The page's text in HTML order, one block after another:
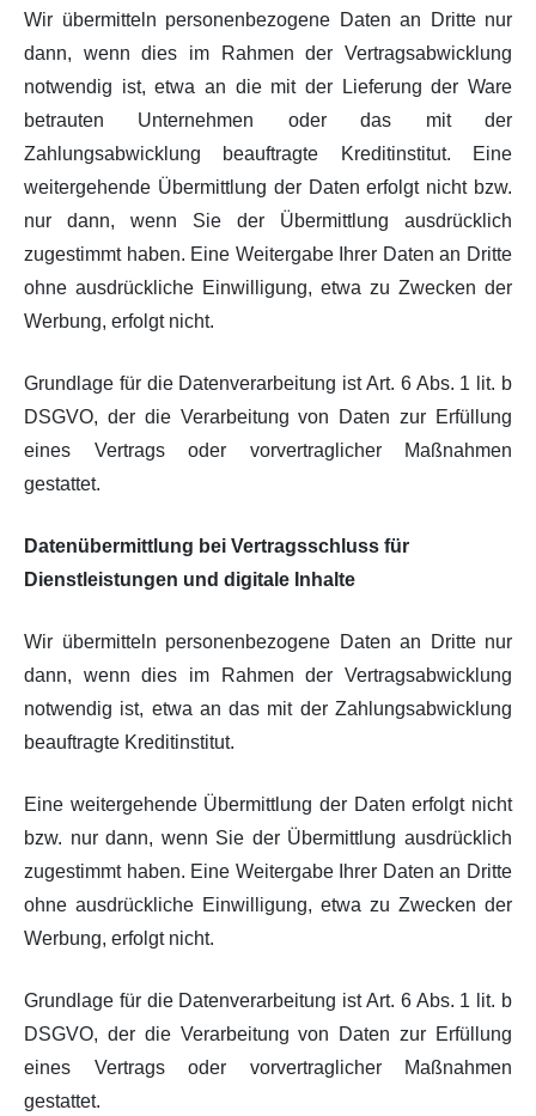
Wir übermitteln personenbezogene Daten an Dritte nur
dann, wenn dies im Rahmen der Vertragsabwicklung
notwendig ist, etwa an die mit der Lieferung der Ware
betrauten Unternehmen oder das mit der
Zahlungsabwicklung beauftragte Kreditinstitut. Eine
weitergehende Übermittlung der Daten erfolgt nicht bzw.
nur dann, wenn Sie der Übermittlung ausdrücklich
zugestimmt haben. Eine Weitergabe Ihrer Daten an Dritte
ohne ausdrückliche Einwilligung, etwa zu Zwecken der
Werbung, erfolgt nicht.
Grundlage für die Datenverarbeitung ist Art. 6 Abs. 1 lit. b
DSGVO, der die Verarbeitung von Daten zur Erfüllung
eines Vertrags oder vorvertraglicher Maßnahmen
gestattet.
Datenübermittlung bei Vertragsschluss für
Dienstleistungen und digitale Inhalte
Wir übermitteln personenbezogene Daten an Dritte nur
dann, wenn dies im Rahmen der Vertragsabwicklung
notwendig ist, etwa an das mit der Zahlungsabwicklung
beauftragte Kreditinstitut.
Eine weitergehende Übermittlung der Daten erfolgt nicht
bzw. nur dann, wenn Sie der Übermittlung ausdrücklich
zugestimmt haben. Eine Weitergabe Ihrer Daten an Dritte
ohne ausdrückliche Einwilligung, etwa zu Zwecken der
Werbung, erfolgt nicht.
Grundlage für die Datenverarbeitung ist Art. 6 Abs. 1 lit. b
DSGVO, der die Verarbeitung von Daten zur Erfüllung
eines Vertrags oder vorvertraglicher Maßnahmen
gestattet.